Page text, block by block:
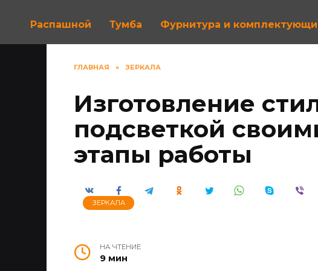
Распашной Тумба Фурнитура и
ГЛАВНАЯ » ЗЕРКАЛА
Изготовление
подсветкой
этапы работы
ЗЕРКАЛА
НА ЧТЕНИЕ
9 мин